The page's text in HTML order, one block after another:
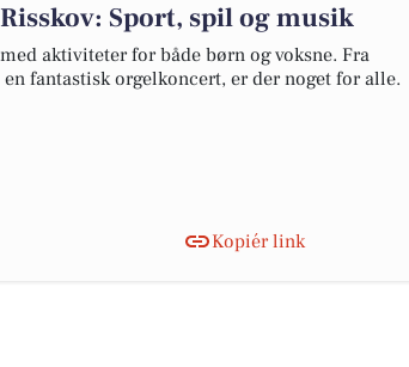
Sport, spil og musik
aktiviteter for både børn og voksne. Fra
fantastisk orgelkoncert, er der noget for alle.
Kopiér link